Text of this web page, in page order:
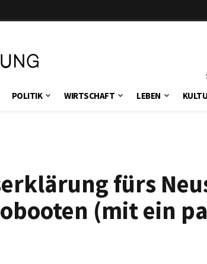
POLITIK WIRTSCHAFT LEBEN
fürs
(mit ein